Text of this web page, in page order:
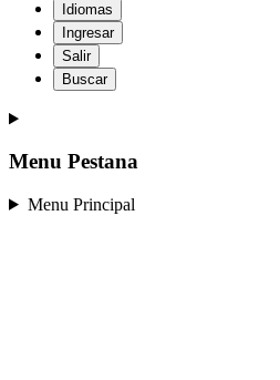
Idiomas
Ingresar
Salir
Buscar
Menu Pestana
Menu Principal